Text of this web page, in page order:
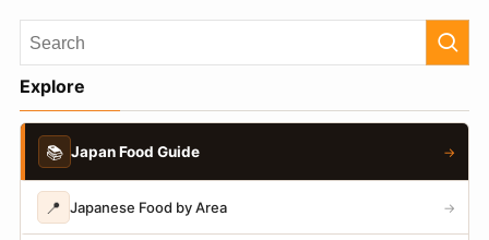
Explore
📚 Japan Food Guide →
📍 Japanese Food by Area →